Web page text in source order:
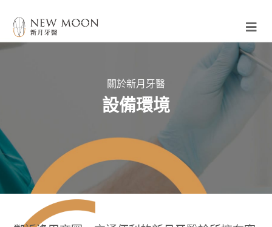
關於新月牙醫
設備環境